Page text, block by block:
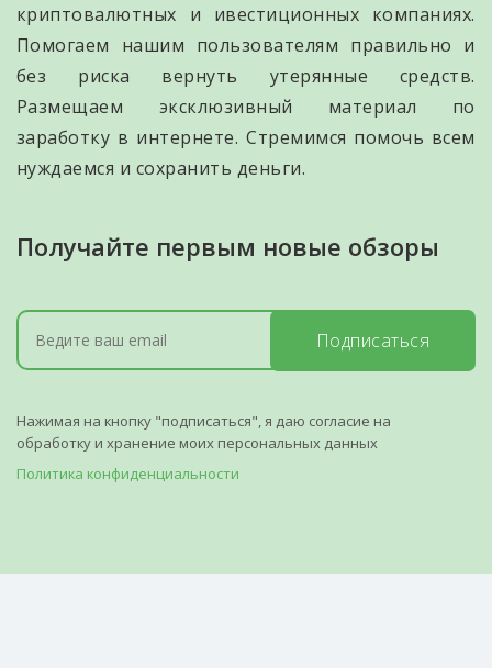
криптовалютных и ивестиционных компаниях.
Помогаем нашим пользователям правильно и
без риска вернуть утерянные средств.
Размещаем эксклюзивный материал по
заработку в интернете. Стремимся помочь всем
нуждаемся и сохранить деньги.
Получайте первым новые обзоры
Подписаться
Нажимая на кнопку "подписаться", я даю согласие на
обработку и хранение моих персональных данных
Политика конфиденциальности